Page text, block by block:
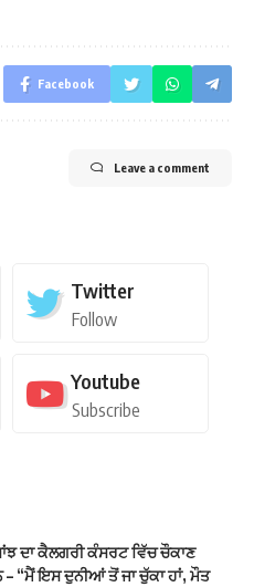
Facebook
Leave a comment
Twitter
Follow
Youtube
Subscribe
ਦਾ ਕੈਲਗਰੀ ਕੰਸਰਟ ਵਿੱਚ ਚੌਕਾਣ
– “ਮੈਂ ਇਸ ਦੁਨੀਆਂ ਤੋਂ ਜਾ ਚੁੱਕਾ ਹਾਂ, ਮੌਤ